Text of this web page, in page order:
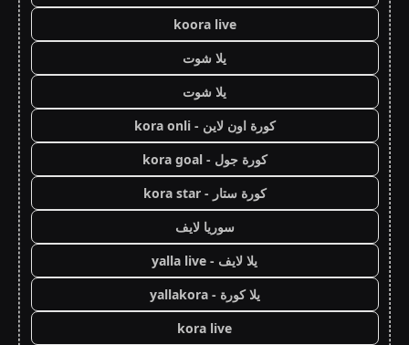
koora live
يلا شوت
يلا شوت
كورة اون لاين - kora onli
كورة جول - kora goal
كورة ستار - kora star
سوريا لايف
يلا لايف - yalla live
يلا كورة - yallakora
kora live